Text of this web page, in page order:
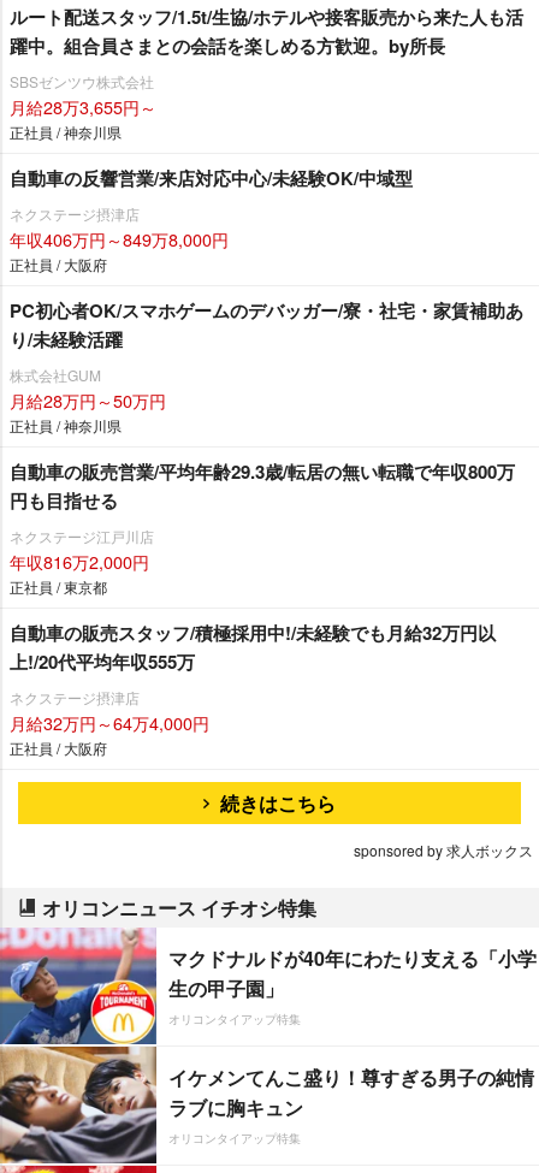
ルート配送スタッフ/1.5t/生協/ホテルや接客販売から来た人も活
躍中。組合員さまとの会話を楽しめる方歓迎。by所長
SBSゼンツウ株式会社
月給28万3,655円～
正社員 / 神奈川県
自動車の反響営業/来店対応中心/未経験OK/中域型
ネクステージ摂津店
年収406万円～849万8,000円
正社員 / 大阪府
PC初心者OK/スマホゲームのデバッガー/寮・社宅・家賃補助あ
り/未経験活躍
株式会社GUM
月給28万円～50万円
正社員 / 神奈川県
自動車の販売営業/平均年齢29.3歳/転居の無い転職で年収800万
円も目指せる
ネクステージ江戸川店
年収816万2,000円
正社員 / 東京都
自動車の販売スタッフ/積極採用中!/未経験でも月給32万円以
上!/20代平均年収555万
ネクステージ摂津店
月給32万円～64万4,000円
正社員 / 大阪府
続きはこちら
sponsored by 求人ボックス
オリコンニュース イチオシ特集
マクドナルドが40年にわたり支える「小学
生の甲子園」
オリコンタイアップ特集
イケメンてんこ盛り！尊すぎる男子の純情
ラブに胸キュン
オリコンタイアップ特集